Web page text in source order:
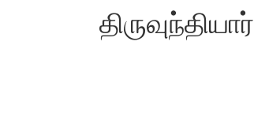
திருவுந்தியார்